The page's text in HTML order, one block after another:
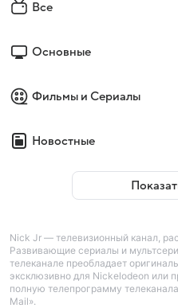
Все
Основные
Фильмы и Сериалы
Новостные
Nick Jr — телевизионный канал,
Развивающие сериалы и
телеканале преобладает
эксклюзивно для Nickelodeon или
полную телепрограмму
Mail».